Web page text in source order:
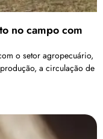
no campo com
o setor agropecuário,
a circulação de